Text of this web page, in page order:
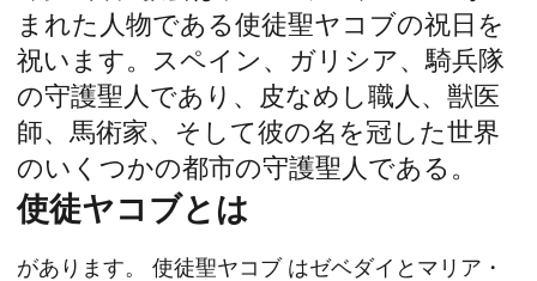
まれた人物である使徒聖ヤコブの祝日を
祝います。スペイン、ガリシア、騎兵隊
の守護聖人であり、皮なめし職人、獣医
師、馬術家、そして彼の名を冠した世界
のいくつかの都市の守護聖人である。
使徒ヤコブとは
があります。 使徒聖ヤコブはゼベダイとマリア・